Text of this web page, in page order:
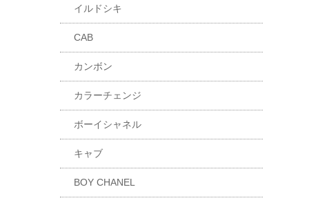
イルドシキ
CAB
カンボン
カラーチェンジ
ボーイシャネル
キャブ
BOY CHANEL